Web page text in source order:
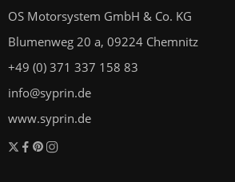
OS Motorsystem GmbH & Co. KG
Blumenweg 20 a, 09224 Chemnitz
+49 (0) 371 337 158 83
info@syprin.de
www.syprin.de